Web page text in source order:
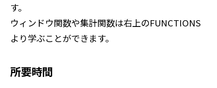
す。
ウィンドウ関数や集計関数は右上のFUNCTIONS
より学ぶことができます。
所要時間